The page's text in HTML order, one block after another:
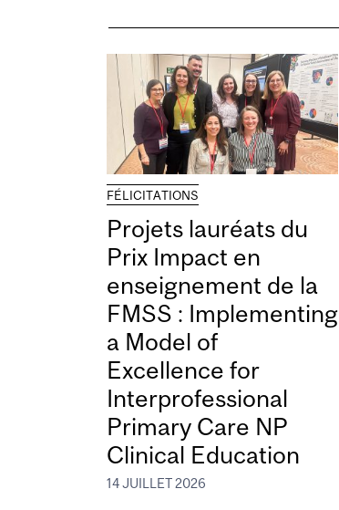
FÉLICITATIONS
Projets lauréats du
Prix Impact en
enseignement de la
FMSS : Implementing
a Model of
Excellence for
Interprofessional
Primary Care NP
Clinical Education
14 JUILLET 2026